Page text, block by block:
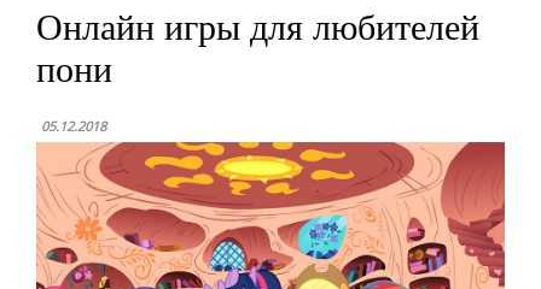
Онлайн игры для любителей
пони
05.12.2018